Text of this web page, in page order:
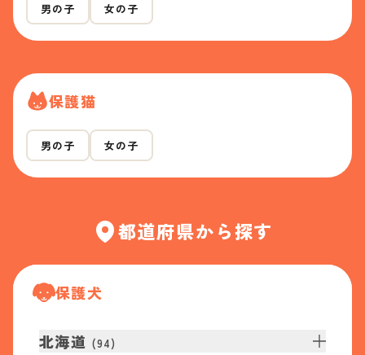
男の子 女の子
保護猫
男の子 女の子
都道府県から探す
保護犬
北海道 (94)